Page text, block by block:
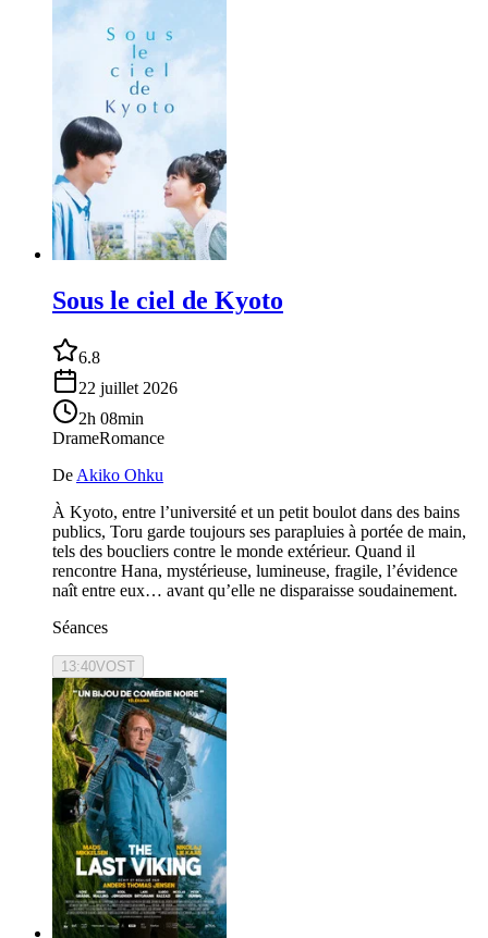
Sous le ciel de Kyoto
6.8
22 juillet 2026
2h 08min
DrameRomance
De Akiko Ohku
À Kyoto, entre l’université et un petit boulot dans des bains
publics, Toru garde toujours ses parapluies à portée de main,
tels des boucliers contre le monde extérieur. Quand il
rencontre Hana, mystérieuse, lumineuse, fragile, l’évidence
naît entre eux… avant qu’elle ne disparaisse soudainement.
Séances
13:40VOST